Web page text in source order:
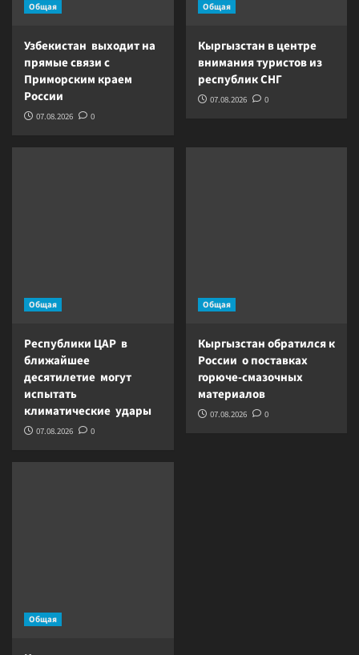
Общая
Узбекистан выходит на
прямые связи с
Приморским краем
России
07.08.2026 0
Общая
Кыргызстан в центре
внимания туристов из
республик СНГ
07.08.2026 0
Общая
Республики ЦАР в
ближайшее
десятилетие могут
испытать
климатические удары
07.08.2026 0
Общая
Кыргызстан обратился к
России о поставках
горюче-смазочных
материалов
07.08.2026 0
Общая